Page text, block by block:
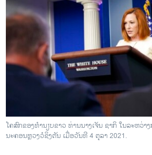
ໂຄສົກຂອງທຳນຽບຂາວ ທ່ານນາງເຈັນ ຊາກິ ໃນລະຫວ່າ
ນະຄອນຫຼວງວໍຊິງຕັນ ເມື່ອວັນທີ 4 ຕຸລາ 2021.